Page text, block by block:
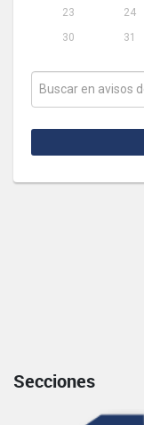
23
24
30
31
Secciones